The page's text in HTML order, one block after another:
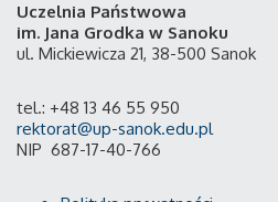
Uczelnia Państwowa
im. Jana Grodka w Sanoku
ul. Mickiewicza 21, 38-500 Sanok
tel.: +48 13 46 55 950
rektorat@up-sanok.edu.pl
NIP 687-17-40-766